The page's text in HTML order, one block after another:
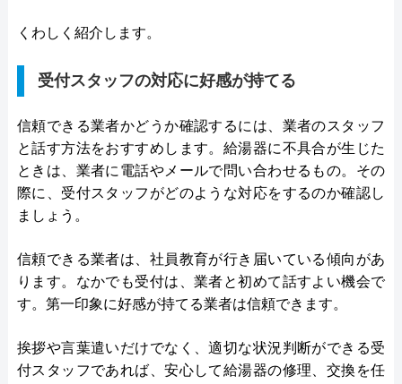
くわしく紹介します。
受付スタッフの対応に好感が持てる
信頼できる業者かどうか確認するには、業者のスタッフ
と話す方法をおすすめします。給湯器に不具合が生じた
ときは、業者に電話やメールで問い合わせるもの。その
際に、受付スタッフがどのような対応をするのか確認し
ましょう。
信頼できる業者は、社員教育が行き届いている傾向があ
ります。なかでも受付は、業者と初めて話すよい機会で
す。第一印象に好感が持てる業者は信頼できます。
挨拶や言葉遣いだけでなく、適切な状況判断ができる受
付スタッフであれば、安心して給湯器の修理、交換を任